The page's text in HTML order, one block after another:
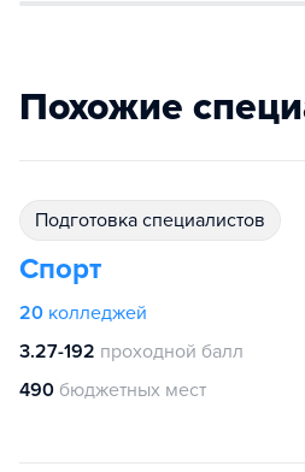
Похожие
подготовка специалистов
Спорт
20 колледжей
3.27-192 проходной балл
490 бюджетных мест